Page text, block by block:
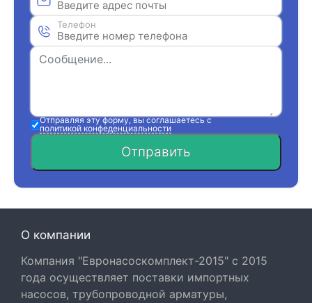
Телефон
Отправляя эту форму, вы соглашаетесь с
политикой конфеденциальности
Отправить
О компании
Компания "Евронасоскомплект-2015" с 2015
года осуществляет поставки импортных
насосов, трубопроводной арматуры,